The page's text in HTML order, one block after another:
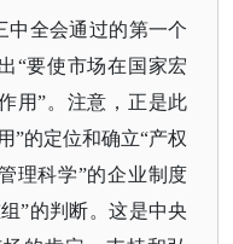
全会通过的第一个
“要使市场在国家宏
用”。注意，正是此
”的定位和确立“产权
理科学”的企业制度
”的判断。这是中央